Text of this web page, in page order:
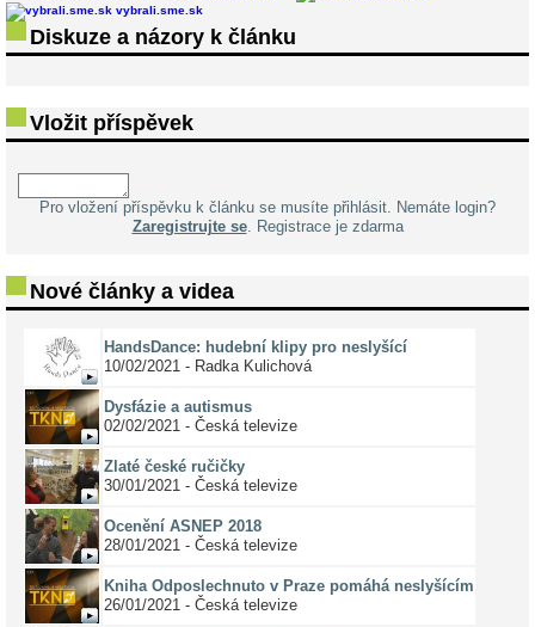
vybrali.sme.sk
Diskuze a názory k článku
Vložit příspěvek
Pro vložení příspěvku k článku se musíte přihlásit. Nemáte login?
Zaregistrujte se. Registrace je zdarma
Nové články a videa
HandsDance: hudební klipy pro neslyšící
10/02/2021 - Radka Kulichová
Dysfázie a autismus
02/02/2021 - Česká televize
Zlaté české ručičky
30/01/2021 - Česká televize
Ocenění ASNEP 2018
28/01/2021 - Česká televize
Kniha Odposlechnuto v Praze pomáhá neslyšícím
26/01/2021 - Česká televize